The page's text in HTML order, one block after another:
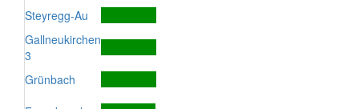
Steyregg-Au
Gallneukirchen
3
Grünbach